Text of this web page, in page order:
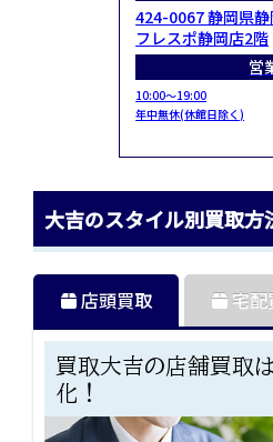
424-0067 静岡県
フレスポ静岡店2階
営
10:00～19:00
年中無休(休館日除く)
大吉のスタイル別買取方
店頭買取
買取大吉の店舗買取
化！
宅